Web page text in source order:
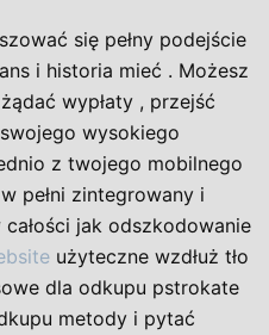
się pełny podejście
i historia mieć . Możesz
wypłaty , przejść
wysokiego
z twojego mobilnego
pełni zintegrowany i
jak odszkodowanie
użyteczne wzdłuż tło
dla odkupu pstrokate
metody i pytać